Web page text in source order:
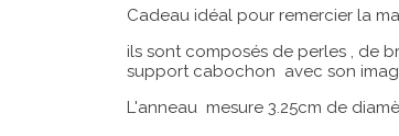
Cadeau idéal pour remercier la
ils sont composés de perles , de
support cabochon avec son
L'anneau mesure 3.25cm de